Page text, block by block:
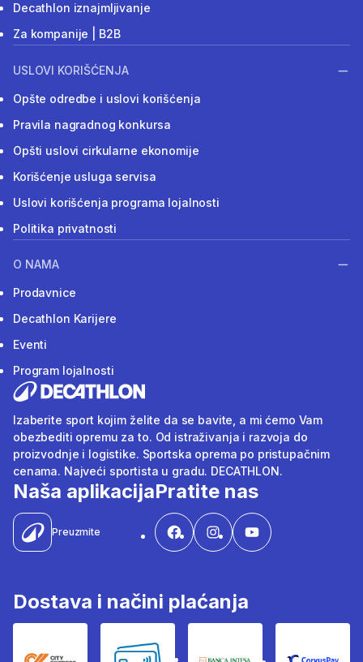
Decathlon iznajmljivanje
Za kompanije | B2B
USLOVI KORIŠĆENJA
Opšte odredbe i uslovi korišćenja
Pravila nagradnog konkursa
Opšti uslovi cirkularne ekonomije
Korišćenje usluga servisa
Uslovi korišćenja programa lojalnosti
Politika privatnosti
O NAMA
Prodavnice
Decathlon Karijere
Eventi
Program lojalnosti
Izaberite sport kojim želite da se bavite, a mi ćemo Vam
obezbediti opremu za to. Od istraživanja i razvoja do
proizvodnje i logistike. Sportska oprema po pristupačnim
cenama. Najveći sportista u gradu. DECATHLON.
Naša aplikacija
Preuzmite
Pratite nas
Dostava i načini plaćanja